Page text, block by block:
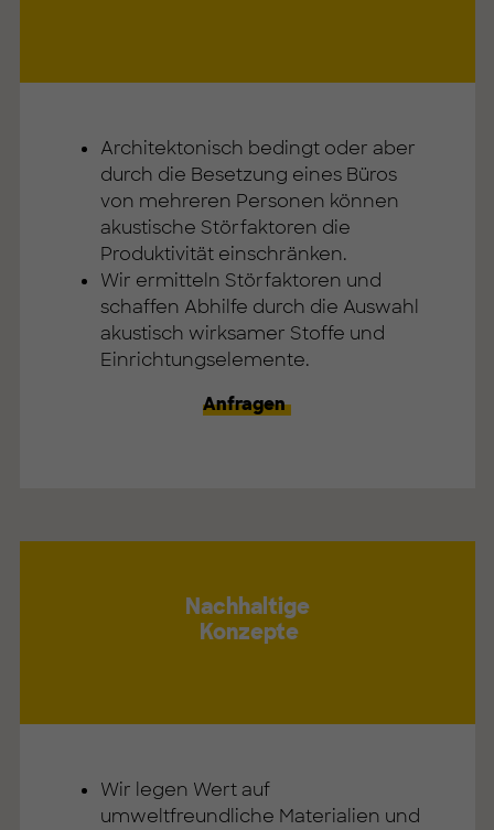
Architektonisch bedingt oder aber
durch die Besetzung eines Büros
von mehreren Personen können
akustische Störfaktoren die
Produktivität einschränken.
Wir ermitteln Störfaktoren und
schaffen Abhilfe durch die Auswahl
akustisch wirksamer Stoffe und
Einrichtungselemente.
Anfragen
Nachhaltige
Konzepte
Wir legen Wert auf
umweltfreundliche Materialien und